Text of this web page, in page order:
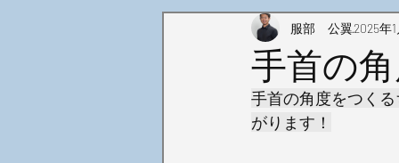
手首の
服部 公翼2025年
手首の角度をつく
がります！